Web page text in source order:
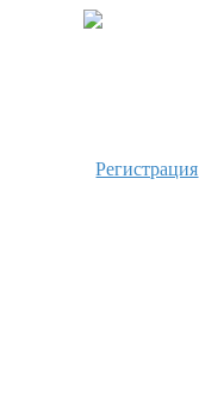
Регистрация